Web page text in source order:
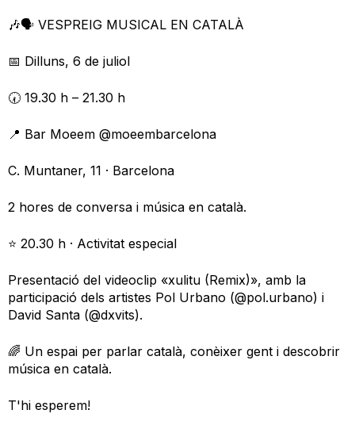
🎶🗣️ VESPREIG MUSICAL EN CATALÀ
📅 Dilluns, 6 de juliol
🕢 19.30 h – 21.30 h
📍 Bar Moeem @moeembarcelona
C. Muntaner, 11 · Barcelona
2 hores de conversa i música en català.
⭐ 20.30 h · Activitat especial
Presentació del videoclip «xulitu (Remix)», amb la
participació dels artistes Pol Urbano (@pol.urbano) i
David Santa (@dxvits).
🌈 Un espai per parlar català, conèixer gent i descobrir
música en català.
T'hi esperem!